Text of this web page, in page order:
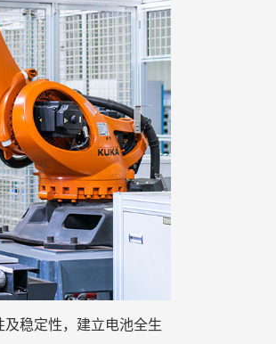
稳定性，建立电池全生